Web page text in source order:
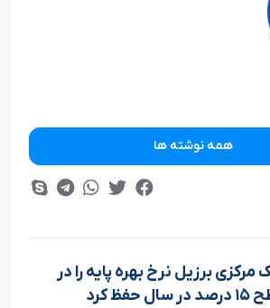
همه نوشته ها
مرکزی برزیل نرخ بهره پایه را در
حفظ کرد